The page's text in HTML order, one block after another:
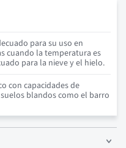
para su uso en
cuando la temperatura es
para la nieve y el hielo.
con capacidades de
blandos como el barro